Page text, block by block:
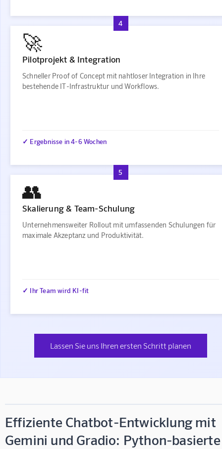
4
🚀
Pilotprojekt & Integration
Schneller Proof of Concept mit nahtloser Integration in Ihre
bestehende IT-Infrastruktur und Workflows.
✓ Ergebnisse in 4-6 Wochen
5
👥
Skalierung & Team-Schulung
Unternehmensweiter Rollout mit umfassenden Schulungen für
maximale Akzeptanz und Produktivität.
✓ Ihr Team wird KI-fit
Lassen Sie uns Ihren ersten Schritt planen
Effiziente Chatbot-Entwicklung mit
Gemini und Gradio: Python-basierte